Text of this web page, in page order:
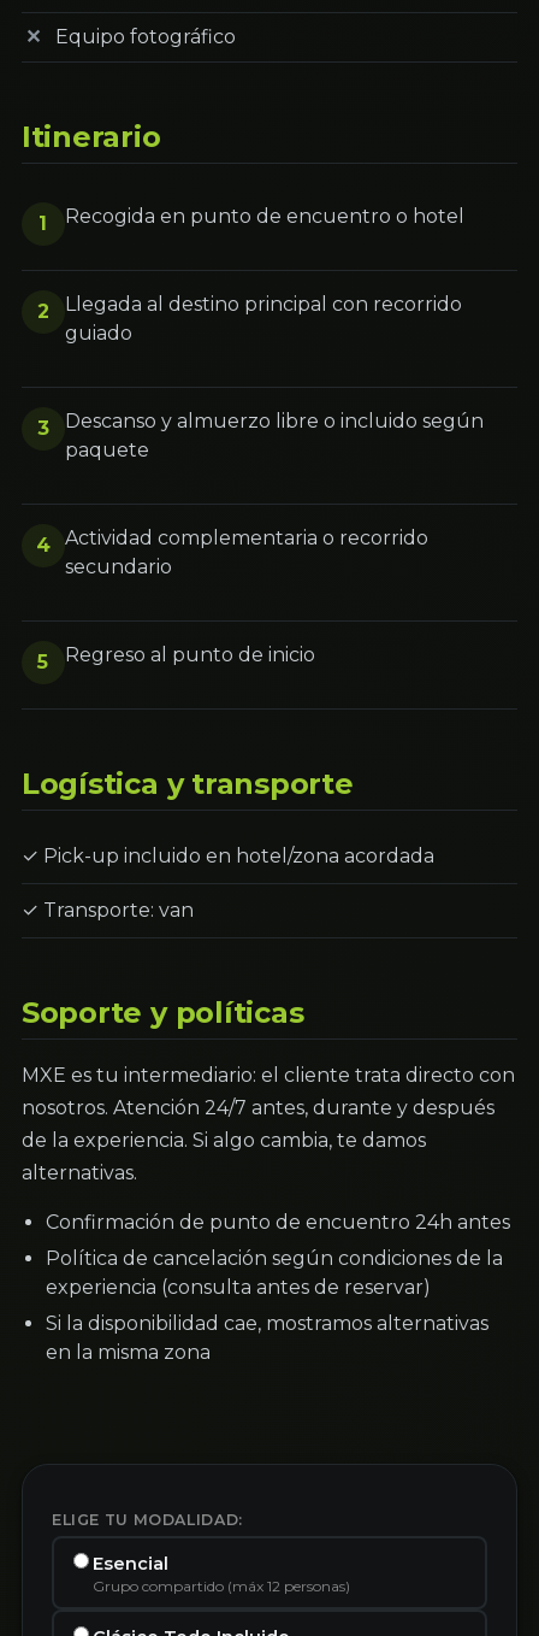
Equipo fotográfico
Itinerario
1 Recogida en punto de encuentro o hotel
2
Llegada al destino principal con recorrido
guiado
3
Descanso y almuerzo libre o incluido según
paquete
4
Actividad complementaria o recorrido
secundario
5 Regreso al punto de inicio
Logística y transporte
✓ Pick-up incluido en hotel/zona acordada
✓ Transporte: van
Soporte y políticas
MXE es tu intermediario: el cliente trata directo con
nosotros. Atención 24/7 antes, durante y después
de la experiencia. Si algo cambia, te damos
alternativas.
Confirmación de punto de encuentro 24h antes
Política de cancelación según condiciones de la
experiencia (consulta antes de reservar)
Si la disponibilidad cae, mostramos alternativas
en la misma zona
ELIGE TU MODALIDAD:
Esencial
Grupo compartido (máx 12 personas)